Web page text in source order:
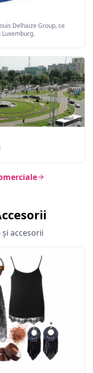
Delhaize Group, ce
Luxemburg.
accesorii